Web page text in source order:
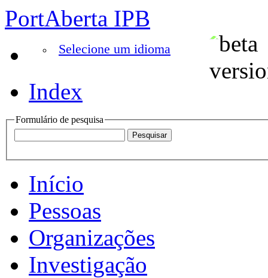
PortAberta IPB
Selecione um idioma
Index
Formulário de pesquisa
Início
Pessoas
Organizações
Investigação